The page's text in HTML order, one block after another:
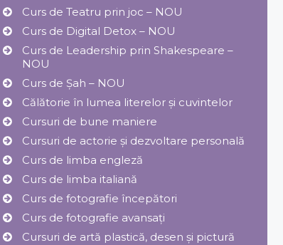
Curs de Teatru prin joc – NOU
Curs de Digital Detox – NOU
Curs de Leadership prin Shakespeare –
NOU
Curs de Șah – NOU
Călătorie în lumea literelor și cuvintelor
Cursuri de bune maniere
Cursuri de actorie și dezvoltare personală
Curs de limba engleză
Curs de limba italiană
Curs de fotografie începători
Curs de fotografie avansați
Cursuri de artă plastică, desen și pictură